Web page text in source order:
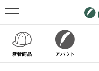
新着商品 アバウト